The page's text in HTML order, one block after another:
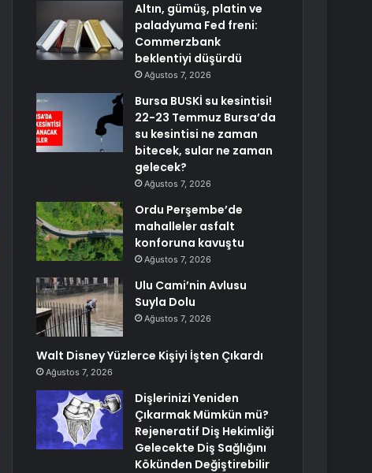
Altın, gümüş, platin ve
paladyuma Fed freni:
Commerzbank
beklentiyi düşürdü
Ağustos 7, 2026
Bursa BUSKİ su kesintisi!
22-23 Temmuz Bursa’da
su kesintisi ne zaman
bitecek, sular ne zaman
gelecek?
Ağustos 7, 2026
Ordu Perşembe’de
mahalleler asfalt
konforuna kavuştu
Ağustos 7, 2026
Ulu Cami’nin Avlusu
Suyla Dolu
Ağustos 7, 2026
Walt Disney Yüzlerce Kişiyi İşten Çıkardı
Ağustos 7, 2026
Dişlerinizi Yeniden
Çıkarmak Mümkün mü?
Rejeneratif Diş Hekimliği
Gelecekte Diş Sağlığını
Kökünden Değiştirebilir